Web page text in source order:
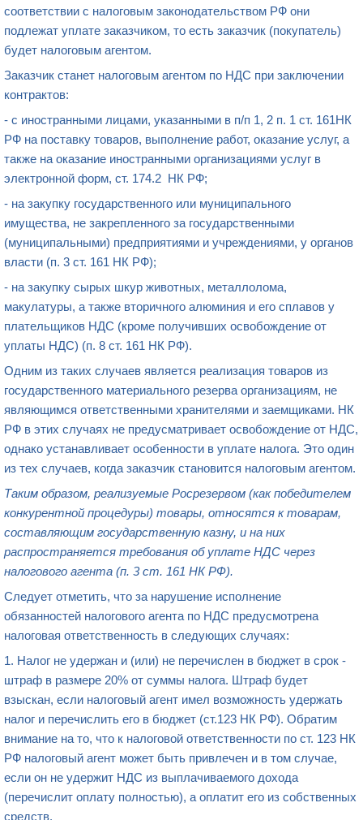
соответствии с налоговым законодательством РФ они
подлежат уплате заказчиком, то есть заказчик (покупатель)
будет налоговым агентом.
Заказчик станет налоговым агентом по НДС при заключении
контрактов:
- с иностранными лицами, указанными в п/п 1, 2 п. 1 ст. 161НК
РФ на поставку товаров, выполнение работ, оказание услуг, а
также на оказание иностранными организациями услуг в
электронной форм, ст. 174.2 НК РФ;
- на закупку государственного или муниципального
имущества, не закрепленного за государственными
(муниципальными) предприятиями и учреждениями, у органов
власти (п. 3 ст. 161 НК РФ);
- на закупку сырых шкур животных, металлолома,
макулатуры, а также вторичного алюминия и его сплавов у
плательщиков НДС (кроме получивших освобождение от
уплаты НДС) (п. 8 ст. 161 НК РФ).
Одним из таких случаев является реализация товаров из
государственного материального резерва организациям, не
являющимся ответственными хранителями и заемщиками. НК
РФ в этих случаях не предусматривает освобождение от НДС,
однако устанавливает особенности в уплате налога. Это один
из тех случаев, когда заказчик становится налоговым агентом.
Таким образом, реализуемые Росрезервом (как победителем
конкурентной процедуры) товары, относятся к товарам,
составляющим государственную казну, и на них
распространяется требования об уплате НДС через
налогового агента (п. 3 ст. 161 НКРФ).
Следует отметить, что за нарушение исполнение
обязанностей налогового агента по НДС предусмотрена
налоговая ответственность в следующих случаях:
1. Налог не удержан и (или) не перечислен в бюджет в срок -
штраф в размере 20% от суммы налога. Штраф будет
взыскан, если налоговый агент имел возможность удержать
налог и перечислить его в бюджет (ст.123 НК РФ). Обратим
внимание на то, что к налоговой ответственности по ст. 123 НК
РФ налоговый агент может быть привлечен и в том случае,
если он не удержит НДС из выплачиваемого дохода
(перечислит оплату полностью), а оплатит его из собственных
средств.